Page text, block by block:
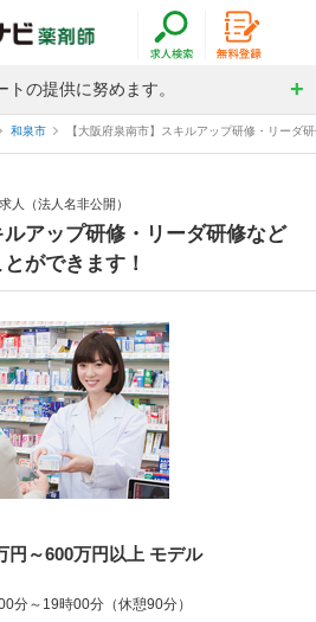
の提供に努めます。
和泉市 【大阪府泉南市】スキルアップ研修・リーダ
人（法人名非公開）
ルアップ研修・リーダ研修など
ができます！
円～600万円以上 モデル
分～19時00分（休憩90分）